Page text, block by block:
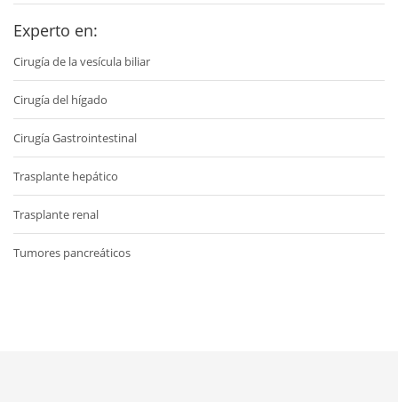
Experto en:
Cirugía de la vesícula biliar
Cirugía del hígado
Cirugía Gastrointestinal
Trasplante hepático
Trasplante renal
Tumores pancreáticos